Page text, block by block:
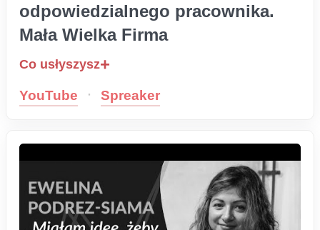
odpowiedzialnego pracownika.
Mała Wielka Firma
Co usłyszysz
YouTube · Spreaker